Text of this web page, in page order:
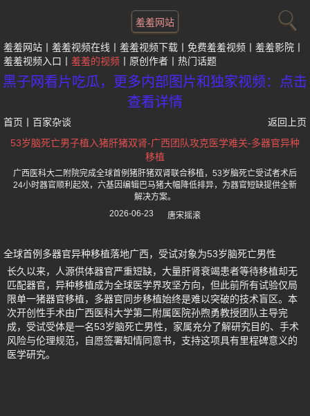
羞羞网站
羞羞网站 羞羞视频在线 羞羞视频下载 免费羞羞视频
羞羞影院
羞羞视频入口
羞羞的视频 原创作者 热门话题
黑子网看片吃瓜，更多内部图片和独家视频：点击
查看详情
首页 百家杂谈
返回上页
53岁脑死亡男子植入猪肝猪双肾-广西团队攻克医学难关-多器官异种
移植
广西医科大二附院完成全球首例猪肝猪双肾联合移植，53岁脑死亡受试者术后
24小时器官顺利起效，六基因编辑巴马猪大幅降低排异，为器官短缺提供全新
解决方案。
2026-06-23
唐宋摇滚
全球首例多器官异种移植落地广西，受试对象为53岁脑死亡男性
长久以来，人源供体器官严重短缺，大量肝肾衰竭患者等待移植却无
匹配器官，异种移植成为全球医学界攻坚方向，但此前所有试验仅局
限单一猪器官移植，多器官同步移植始终是难以突破的技术盲区。本
次开创性手术由广西医科大学第二附属医院孙煦勇教授团队主导完
成，受试受体是一名53岁脑死亡男性，家属充分了解研究目的、手术
风险与伦理规范，自愿签署知情同意书，支持这项具有里程碑意义的
医学研究。